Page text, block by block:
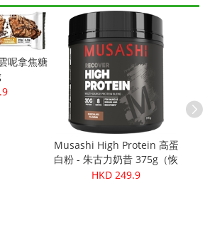
呢拿焦糖
Musashi High Protein 高蛋
白粉 - 朱古力奶昔 375g（恢
復）
HKD 249.9